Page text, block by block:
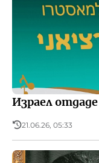
Израел
21.06.26, 05:33